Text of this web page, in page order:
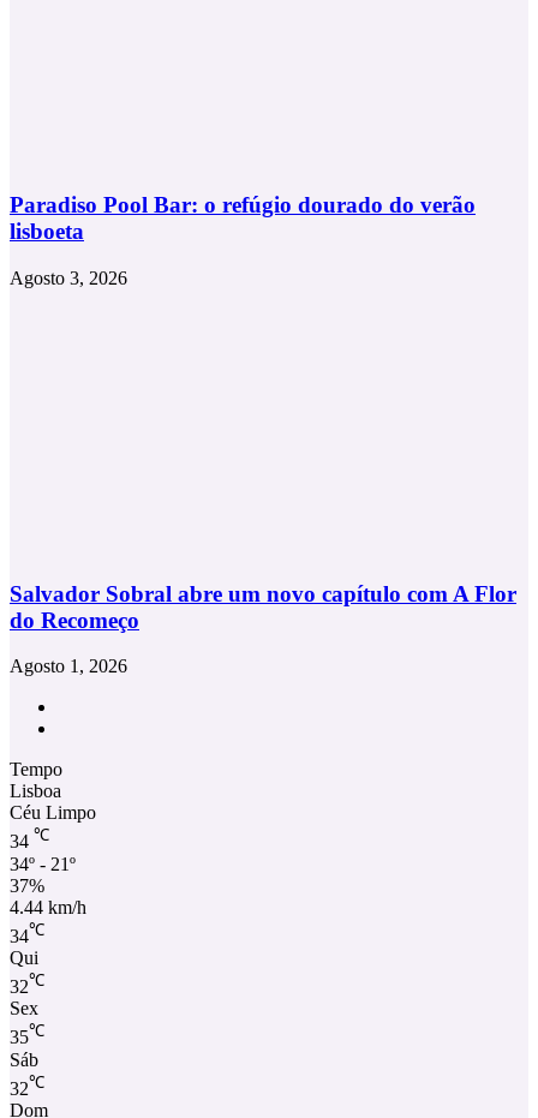
Paradiso Pool Bar: o refúgio dourado do verão
lisboeta
Agosto 3, 2026
Salvador Sobral abre um novo capítulo com A Flor
do Recomeço
Agosto 1, 2026
Tempo
Lisboa
Céu Limpo
34 ℃
34º - 21º
37%
4.44 km/h
34℃
Qui
32℃
Sex
35℃
Sáb
32℃
Dom